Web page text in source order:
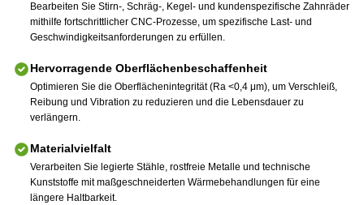
Bearbeiten Sie Stirn-, Schräg-, Kegel- und kundenspezifische Zahnräder
mithilfe fortschrittlicher CNC-Prozesse, um spezifische Last- und
Geschwindigkeitsanforderungen zu erfüllen.
Hervorragende Oberflächenbeschaffenheit
Optimieren Sie die Oberflächenintegrität (Ra <0,4 μm), um Verschleiß,
Reibung und Vibration zu reduzieren und die Lebensdauer zu
verlängern.
Materialvielfalt
Verarbeiten Sie legierte Stähle, rostfreie Metalle und technische
Kunststoffe mit maßgeschneiderten Wärmebehandlungen für eine
längere Haltbarkeit.